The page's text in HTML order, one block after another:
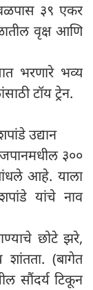
३९ एकर
वृक्ष आणि
भरणारे भव्य
टॉय ट्रेन.
उद्यान
३००
बांधले आहे. याला
यांचे नाव
छोटे झरे,
(बागेत
सौंदर्य टिकून